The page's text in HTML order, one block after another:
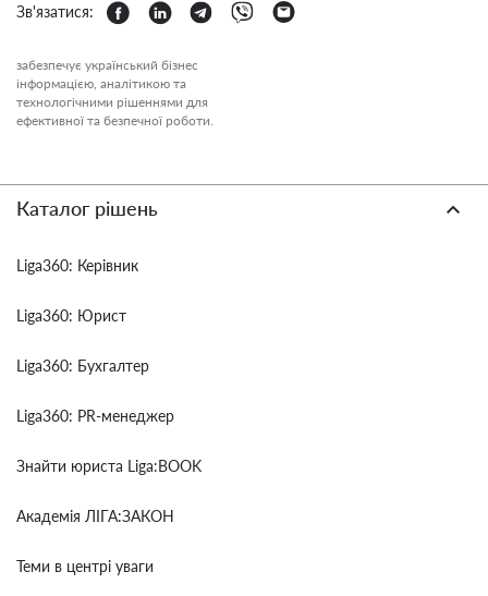
Зв'язатися:
забезпечує український бізнес
інформацією, аналітикою та
технологічними рішеннями для
ефективної та безпечної роботи.
Каталог рішень
Liga360: Керівник
Liga360: Юрист
Liga360: Бухгалтер
Liga360: PR-менеджер
Знайти юриста Liga:BOOK
Академія ЛІГА:ЗАКОН
Теми в центрі уваги